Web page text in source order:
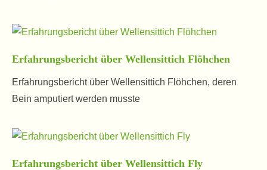
Erfahrungsbericht über Wellensittich Flöhchen
Erfahrungsbericht über Wellensittich Flöhchen, deren
Bein amputiert werden musste
Erfahrungsbericht über Wellensittich Fly